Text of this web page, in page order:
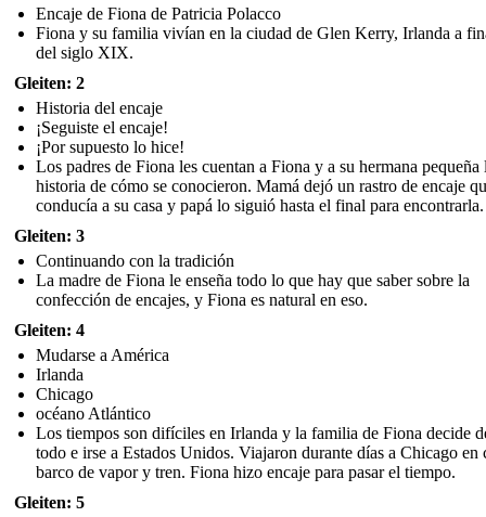
Encaje de Fiona de Patricia Polacco
Fiona y su familia vivían en la ciudad de Glen Kerry, Irlanda a
del siglo XIX.
Gleiten: 2
Historia del encaje
¡Seguiste el encaje!
¡Por supuesto lo hice!
Los padres de Fiona les cuentan a Fiona y a su hermana pequeña
historia de cómo se conocieron. Mamá dejó un rastro de encaje
conducía a su casa y papá lo siguió hasta el final para encontrarla.
Gleiten: 3
Continuando con la tradición
La madre de Fiona le enseña todo lo que hay que saber sobre la
confección de encajes, y Fiona es natural en eso.
Gleiten: 4
Mudarse a América
Irlanda
Chicago
océano Atlántico
Los tiempos son difíciles en Irlanda y la familia de Fiona decide
todo e irse a Estados Unidos. Viajaron durante días a Chicago en
barco de vapor y tren. Fiona hizo encaje para pasar el tiempo.
Gleiten: 5